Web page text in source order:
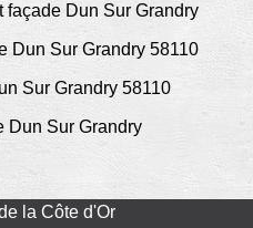
façade Dun Sur Grandry
Dun Sur Grandry 58110
Sur Grandry 58110
Dun Sur Grandry
la Côte d'Or